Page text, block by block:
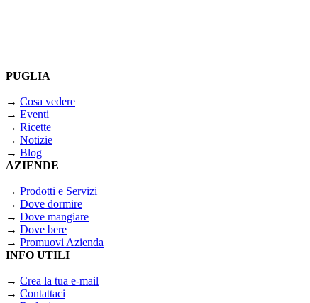
PUGLIA
→ Cosa vedere
→ Eventi
→ Ricette
→ Notizie
→ Blog
AZIENDE
→ Prodotti e Servizi
→ Dove dormire
→ Dove mangiare
→ Dove bere
→ Promuovi Azienda
INFO UTILI
→ Crea la tua e-mail
→ Contattaci